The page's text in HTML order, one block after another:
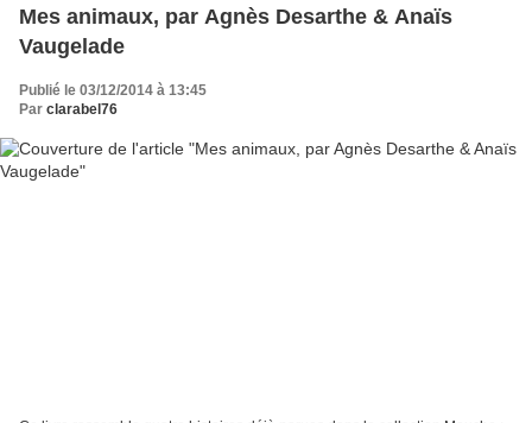
Mes animaux, par Agnès Desarthe & Anaïs
Vaugelade
Publié le 03/12/2014 à 13:45
Par clarabel76